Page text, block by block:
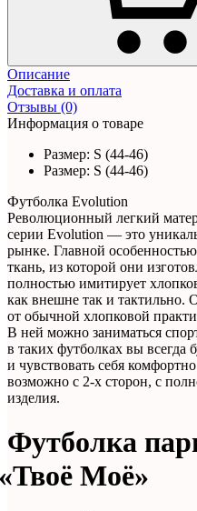
Описание
Доставка и оплата
Отзывы (0)
Информация о товаре
Размер: S (44-46)
Размер: S (44-46)
Футболка Evolution
Революционный легкий
серии Evolution — это
рынке. Главной
ткань, из которой они
полностью имитирует
как внешне так и тактильно.
от обычной хлопковой
В ней можно заниматься
в таких футболках вы всегда
и чувствовать себя
возможно с 2-х сторон, с
изделия.
Футболка
Моё»